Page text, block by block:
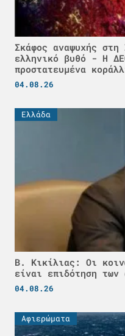
Σκάφος αναψυχής στη
ελληνικό βυθό - H
προστατευμένα
04.08.26
Ελλάδα
Β. Κικίλιας: Οι
είναι επιδότηση των
04.08.26
Αφιερώματα